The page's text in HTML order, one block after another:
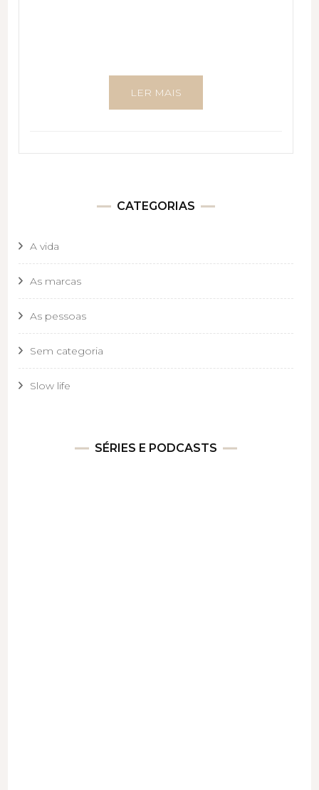
LER MAIS
CATEGORIAS
A vida
As marcas
As pessoas
Sem categoria
Slow life
SÉRIES E PODCASTS